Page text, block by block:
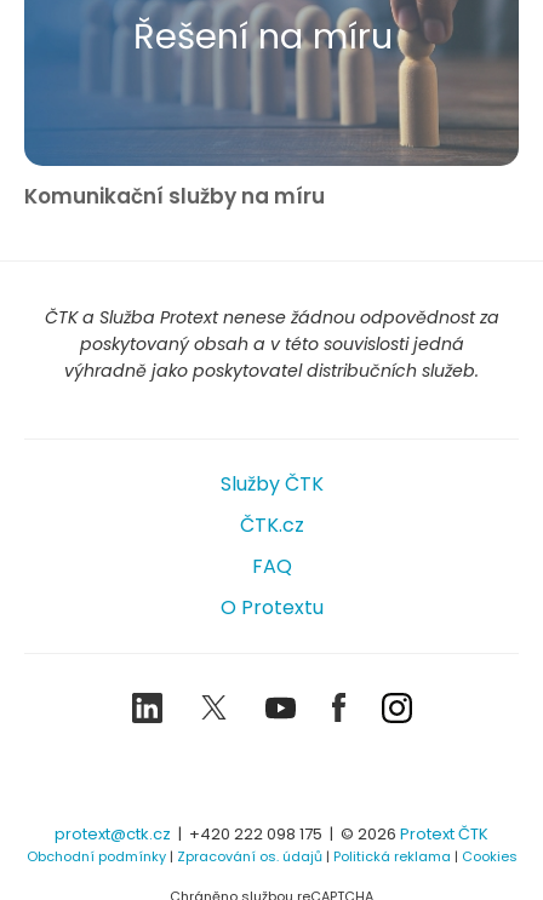
Řešení na míru
Komunikační služby na míru
ČTK a Služba Protext nenese žádnou odpovědnost za
poskytovaný obsah a v této souvislosti jedná
výhradně jako poskytovatel distribučních služeb.
Služby ČTK
ČTK.cz
FAQ
O Protextu
LinkedIn TwitterYoutubeFacebookInstagram
protext@ctk.cz | +420 222 098 175 | © 2026 Protext ČTK
Obchodní podmínky| Zpracování os. údajů| Politická reklama | Cookies